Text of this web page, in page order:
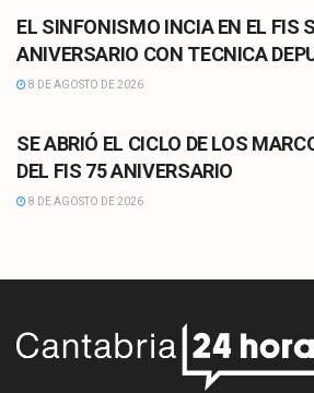
EL SINFONISMO INCIA EN EL FIS
ANIVERSARIO CON TECNICA
8 DE AGOSTO DE 2026
SE ABRIÓ EL CICLO DE LOS
DEL FIS 75 ANIVERSARIO
8 DE AGOSTO DE 2026